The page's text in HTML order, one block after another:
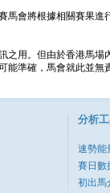
馬會將根據相關賽果進
之用。但由於香港馬
能準確，馬會就此並
分析
速勢能
賽日數
初出馬